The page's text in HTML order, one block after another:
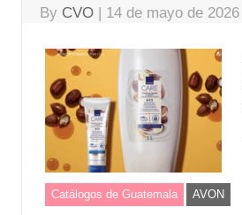
By CVO | 14 de mayo de 2026
Catálogos de Guatemala AVON